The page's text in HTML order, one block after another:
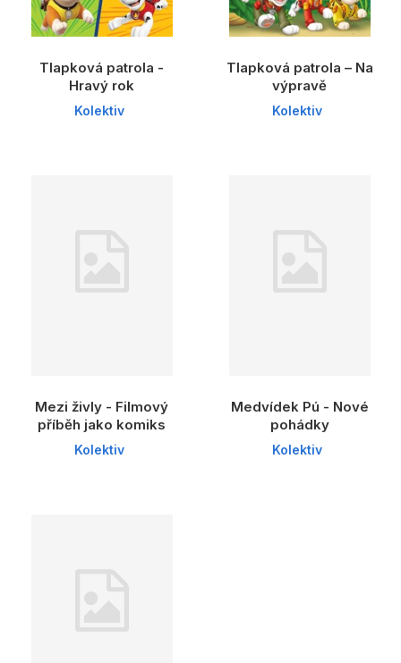
Tlapková patrola -
Hravý rok
Kolektiv
Tlapková patrola – Na
výpravě
Kolektiv
Mezi živly - Filmový
příběh jako komiks
Kolektiv
Medvídek Pú - Nové
pohádky
Kolektiv